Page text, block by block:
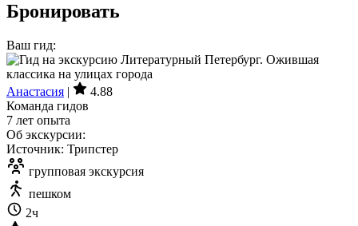
Бронировать
Ваш гид:
Анастасия |
4.88
Команда гидов
7 лет опыта
Об экскурсии:
Источник: Трипстер
групповая экскурсия
пешком
2ч